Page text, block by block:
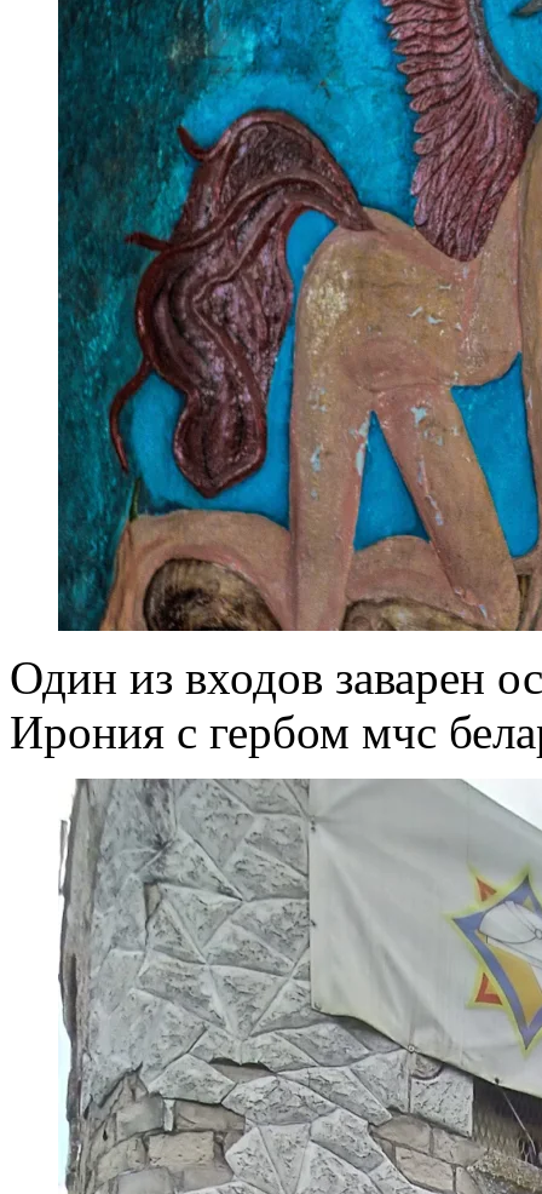
Один из входов заварен
Ирония с гербом мчс